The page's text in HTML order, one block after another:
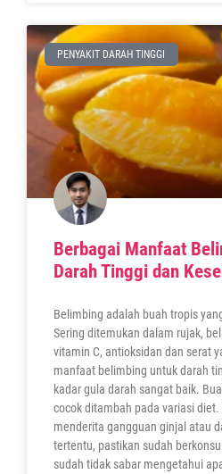
PENYAKIT DARAH TINGGI
Berbagai Manfaat
Darah Tinggi dan
Belimbing adalah buah tropis
Sering ditemukan dalam rujak,
vitamin C, antioksidan dan serat
manfaat belimbing untuk darah
kadar gula darah sangat baik.
cocok ditambah pada variasi
menderita gangguan ginjal atau
tertentu, pastikan sudah
sudah tidak sabar mengetahui